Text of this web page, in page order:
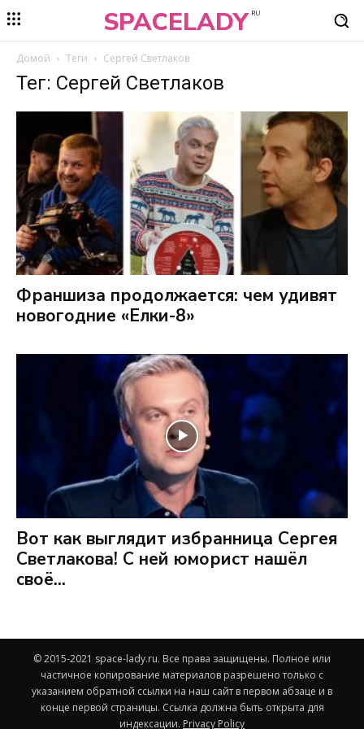
SPACELADY RU
Домой Теги Сергей Светлаков
Тег: Сергей Светлаков
Франшиза продолжается: чем удивят
новогодние «Елки-8»
Вот как выглядит избранница Сергея
Светлакова! С ней юморист нашёл
своё...
© 2015-2021 space-lady.ru. Все права защищены. Полное или
частичное копирование материалов разрешено только с
указанием обратной ссылки на наш сайт в первом абзаце и в
конце первой страницы. Ссылка должна быть открыта для
индексации. Privacy Policy